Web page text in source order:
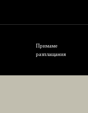
Примаме
разплащания